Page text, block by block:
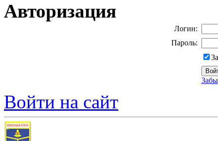
Авторизация
Логин:
Пароль:
Войти на сайт